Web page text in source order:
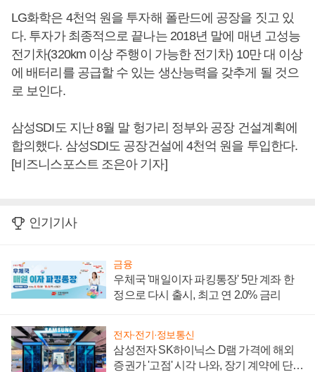
LG화학은 4천억 원을 투자해 폴란드에 공장을 짓고 있
다. 투자가 최종적으로 끝나는 2018년 말에 매년 고성능
전기차(320km 이상 주행이 가능한 전기차) 10만 대 이상
에 배터리를 공급할 수 있는 생산능력을 갖추게 될 것으
로 보인다.
삼성SDI도 지난 8월 말 헝가리 정부와 공장 건설계획에
합의했다. 삼성SDI도 공장건설에 4천억 원을 투입한다.
[비즈니스포스트 조은아 기자]
인기기사
금융
우체국 '매일이자 파킹통장' 5만 계좌 한
정으로 다시 출시, 최고 연 2.0% 금리
전자·전기·정보통신
삼성전자 SK하이닉스 D램 가격에 해외
증권가 '고점' 시각 나와, 장기 계약에 단점